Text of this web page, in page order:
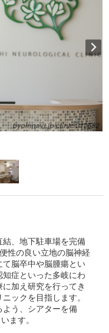
、地下駐車場を完備
性の良い立地の脳神経
脳卒中や脳腫瘍とい
症といった多岐にわ
加え研究を行ってき
ックを目指します。
う、シアターを備
ます。